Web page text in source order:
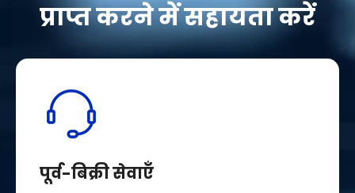
प्राप्त करने में सहायता करें
पूर्व-बिक्री सेवाएँ